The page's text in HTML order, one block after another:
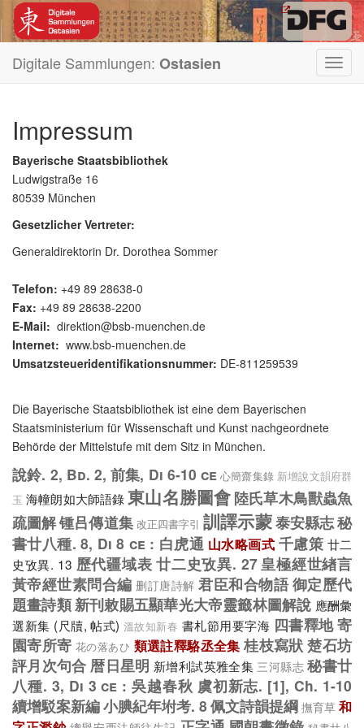
Digitale Sammlungen: Ostasien
Impressum
Bayerische Staatsbibliothek
Ludwigstraße 16
80539 München
Gesetzlicher Vertreter:
Generaldirektorin Dr. Dorothea Sommer
Telefon: +49 89 28638-0
Fax: +49 89 28638-2200
E-Mail: direktion@bsb-muenchen.de
Internet: www.bsb-muenchen.de
Umsatzsteueridentifikationsnummer: DE-811259539
Die Bayerische Staatsbibliothek ist eine dem Bayerischen
Staatsministerium für Wissenschaft und Kunst nachgeordnete
Behörde der Mittelstufe mit dem Sitz in München.
說鈴. 2, Bd. 2, 前集, Di 6-10 ce 心簡齋集錄 新增說文韻府群
玉 海幢朗如大師語錄東山名勝圖會 陸氏草木鳥獸蟲魚
疏圖解锺吕傳道集 改正四書字引 訓譯示蒙泰安縣志秘
書廿八種. 8, Di 8 ce : 白虎通 山水略画式 千慮策 廿二
史攷異. 13 歷代疆域表 廿二史攷異. 27皇極經世緖言
黃帝經世素問合編 删訂唐詩解 君臣和合物語御定歷代
題畫詩類新刊敕賜五顯華光大帝靈籤林圖解說 應酬彙
選新集 (尺牘, 帖式) 溫故知新春 書札節用要字海 四書釋地寄
園寄所寄 花の落あひ 類選註釋駱丞全集 桂枝寫狀 楚石坊
評月次句合 暦日星明 新增利試英雅全集 三河縣志 秘書廿
八種. 3, Di 3 ce : 吳越春秋 虞初新志. [1], Ch. 1-10
續增駁案新編小腆紀年坿考. 8 佩文詩韻提綱 撫育草 和